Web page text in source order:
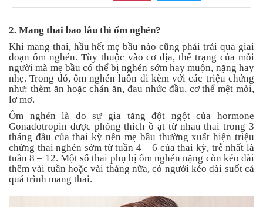
cho
Dành
cho
bố
Đồ
dùng
trong
nhà
Tin
tức
2. Mang thai bao lâu thì ốm nghén?
Khi mang thai, hầu hết mẹ bầu nào cũng phải trải qua giai
đoạn ốm nghén. Tùy thuộc vào cơ địa, thể trạng của mỗi
người mà mẹ bầu có thể bị nghén sớm hay muộn, nặng hay
nhẹ. Trong đó, ốm nghén luôn đi kèm với các triệu chứng
như: thèm ăn hoặc chán ăn, đau nhức đầu, cơ thể mệt mỏi,
lơ mơ.
Ốm nghén là do sự gia tăng đột ngột của hormone
Gonadotropin được phóng thích ồ ạt từ nhau thai trong 3
tháng đầu của thai kỳ nên mẹ bầu thường xuất hiện triệu
chứng thai nghén sớm từ tuần 4 – 6 của thai kỳ, trễ nhất là
tuần 8 – 12. Một số thai phụ bị ốm nghén nặng còn kéo dài
thêm vài tuần hoặc vài tháng nữa, có người kéo dài suốt cả
quá trình mang thai.